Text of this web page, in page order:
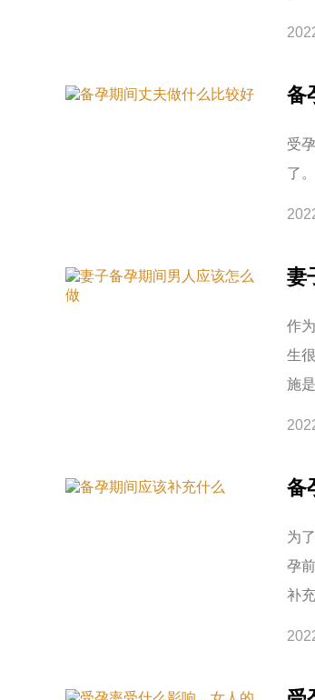
备
受
了。
妻
作
生
施
备
为
孕
补